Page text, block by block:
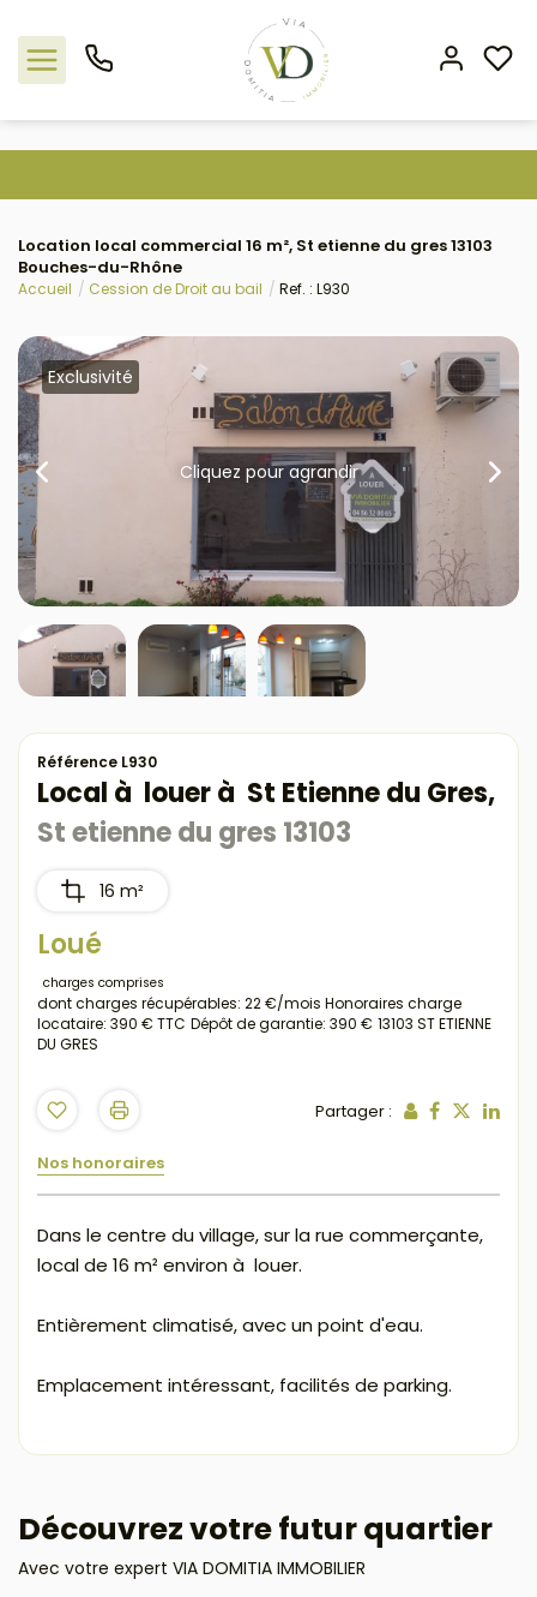
Nos offres
L'agence
Estimation
Avis clients
Location local commercial 16 m², St etienne du gres 13103
Bouches-du-Rhône
Accueil Cession de Droit au bail Ref. : L930
Exclusivité
Cliquez pour agrandir
Référence L930
Local à louer à St Etienne du Gres,
St etienne du gres 13103
16 m²
Loué
charges comprises
dont charges récupérables: 22 €/mois Honoraires charge
locataire: 390 € TTC Dépôt de garantie: 390 € 13103 ST ETIENNE
DU GRES
Partager :
Nos honoraires
Dans le centre du village, sur la rue commerçante,
local de 16 m² environ à louer.
Entièrement climatisé, avec un point d'eau.
Emplacement intéressant, facilités de parking.
Découvrez votre futur quartier
Avec votre expert VIA DOMITIA IMMOBILIER